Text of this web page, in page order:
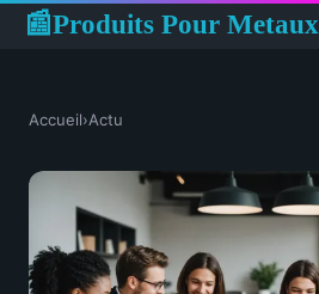
📰Produits Pour Metaux
Accueil›Actu